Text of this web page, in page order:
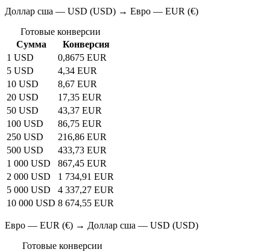
Доллар сша — USD (USD) → Евро — EUR (€)
Готовые конверсии
Сумма
Конверсия
1 USD
0,8675 EUR
5 USD
4,34 EUR
10 USD
8,67 EUR
20 USD
17,35 EUR
50 USD
43,37 EUR
100 USD
86,75 EUR
250 USD
216,86 EUR
500 USD
433,73 EUR
1 000 USD
867,45 EUR
2 000 USD
1 734,91 EUR
5 000 USD
4 337,27 EUR
10 000 USD 8 674,55 EUR
Евро — EUR (€) → Доллар сша — USD (USD)
Готовые конверсии